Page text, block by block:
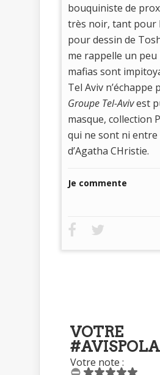
bouquiniste de
très noir, tant pour
pour dessin de
me rappelle un peu
mafias sont
Tel Aviv n’échappe
Groupe Tel-Avivest
masque, collection
qui ne sont ni entre
d’Agatha CHristie.
Je commente
VOTRE
Votre note :